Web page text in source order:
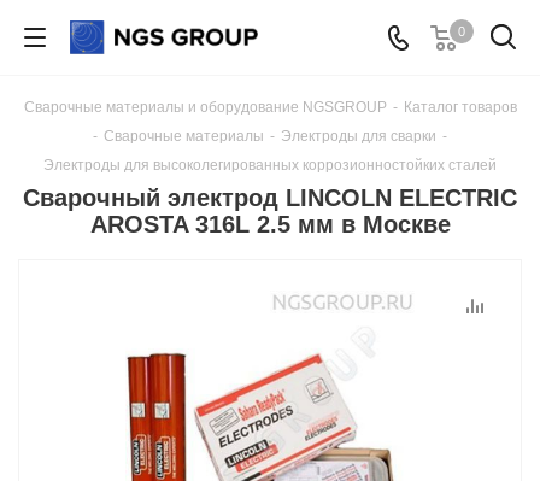
0
Сварочные материалы и оборудование NGSGROUP - Каталог товаров
- Сварочные материалы - Электроды для сварки -
Электроды для высоколегированных коррозионностойких сталей
Сварочный электрод LINCOLN ELECTRIC
AROSTA 316L 2.5 мм в Москве